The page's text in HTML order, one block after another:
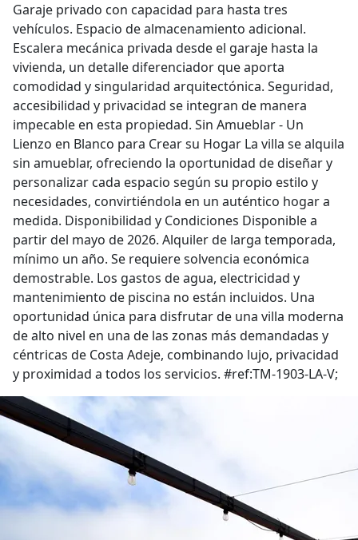
Garaje privado con capacidad para hasta tres
vehículos. Espacio de almacenamiento adicional.
Escalera mecánica privada desde el garaje hasta la
vivienda, un detalle diferenciador que aporta
comodidad y singularidad arquitectónica. Seguridad,
accesibilidad y privacidad se integran de manera
impecable en esta propiedad. Sin Amueblar - Un
Lienzo en Blanco para Crear su Hogar La villa se alquila
sin amueblar, ofreciendo la oportunidad de diseñar y
personalizar cada espacio según su propio estilo y
necesidades, convirtiéndola en un auténtico hogar a
medida. Disponibilidad y Condiciones Disponible a
partir del mayo de 2026. Alquiler de larga temporada,
mínimo un año. Se requiere solvencia económica
demostrable. Los gastos de agua, electricidad y
mantenimiento de piscina no están incluidos. Una
oportunidad única para disfrutar de una villa moderna
de alto nivel en una de las zonas más demandadas y
céntricas de Costa Adeje, combinando lujo, privacidad
y proximidad a todos los servicios. #ref:TM-1903-LA-V;